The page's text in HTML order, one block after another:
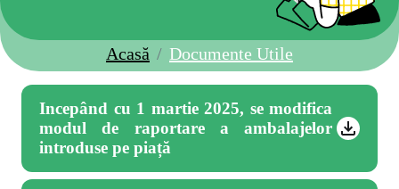
Acasă Documente Utile
Incepând cu 1 martie 2025, se modifica
modul de raportare a ambalajelor
introduse pe piață